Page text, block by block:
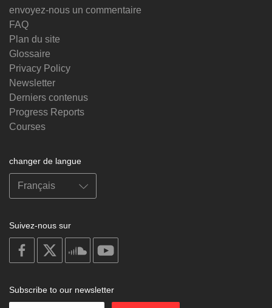
envoyez-nous un commentaire
FAQ
Plan du site
Glossaire
Privacy Policy
Newsletter
Derniers contenus
Progress Reports
Courses
changer de langue
Suivez-nous sur
on
facebook
soundcloud
Subscribe to our newsletter